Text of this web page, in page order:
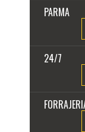
PARMA
24/7